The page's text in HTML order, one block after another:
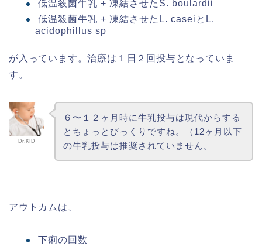
低温殺菌牛乳 + 凍結させたS. boulardii
低温殺菌牛乳 + 凍結させたL. caseiとL.
acidophillus sp
が入っています。治療は１日２回投与となっていま
す。
Dr.KID
６〜１２ヶ月時に牛乳投与は現代からする
とちょっとびっくりですね。（12ヶ月以下
の牛乳投与は推奨されていません。
アウトカムは、
下痢の回数